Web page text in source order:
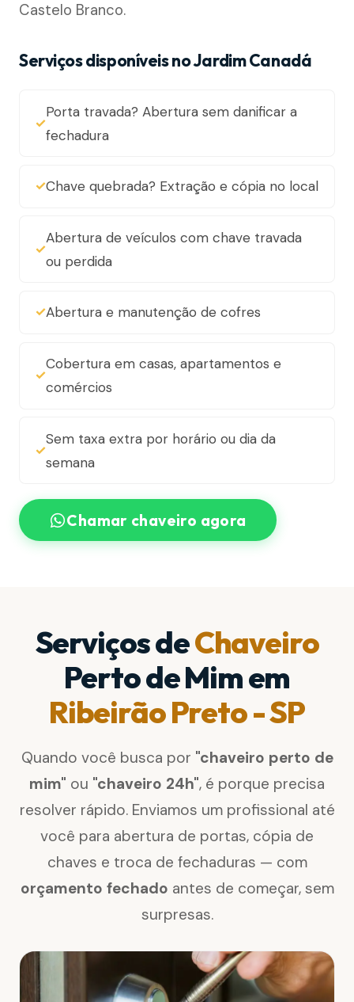
Castelo Branco.
Serviços disponíveis no Jardim Canadá
Porta travada? Abertura sem danificar a
fechadura
Chave quebrada? Extração e cópia no local
Abertura de veículos com chave travada
ou perdida
Abertura e manutenção de cofres
Cobertura em casas, apartamentos e
comércios
Sem taxa extra por horário ou dia da
semana
Chamar chaveiro agora
Serviços deChaveiro
Perto de Mim em
Ribeirão Preto - SP
Quando você busca por "chaveiro perto de
mim" ou "chaveiro 24h", é porque precisa
resolver rápido. Enviamos um profissional até
você para abertura de portas, cópia de
chaves e troca de fechaduras — com
orçamento fechado antes de começar, sem
surpresas.